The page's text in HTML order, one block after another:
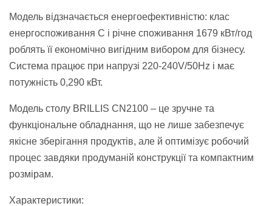
Модель відзначається енергоефективністю: клас
енергоспоживання С і річне споживання 1679 кВт/год
роблять її економічно вигідним вибором для бізнесу.
Система працює при напрузі 220-240V/50Hz і має
потужність 0,290 кВт.
Модель столу BRILLIS СN2100 – це зручне та
функціональне обладнання, що не лише забезпечує
якісне зберігання продуктів, але й оптимізує робочий
процес завдяки продуманій конструкції та компактним
розмірам.
Характеристики: